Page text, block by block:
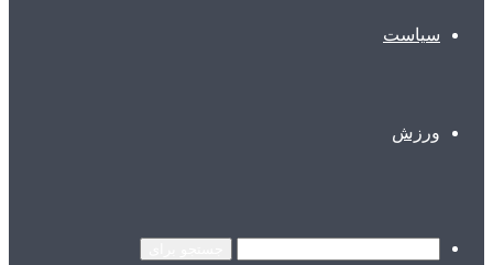
سیاست
ورزش